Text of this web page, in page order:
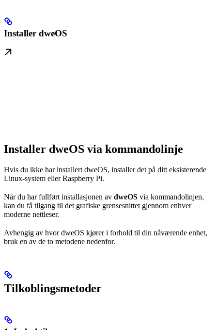
Installer dweOS
Installer dweOS via kommandolinje
Hvis du ikke har installert dweOS, installer det på ditt eksisterende
Linux-system eller Raspberry Pi.
Når du har fullført installasjonen av dweOS via kommandolinjen,
kan du få tilgang til det grafiske grensesnittet gjennom enhver
moderne nettleser.
Avhengig av hvor dweOS kjører i forhold til din nåværende enhet,
bruk en av de to metodene nedenfor.
Tilkoblingsmetoder